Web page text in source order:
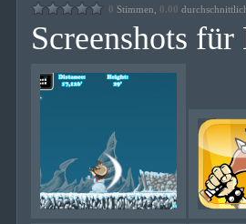
0 Stimmen, 0.00
Screenshots